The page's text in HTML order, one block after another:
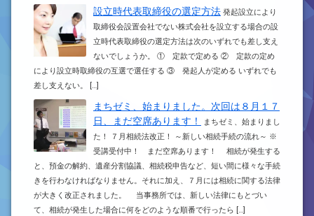
設立時代表取締役の選定方法 発起設立により
取締役会設置会社でない株式会社を設立する場合の設
立時代表取締役の選定方法は次のいずれでも差し支え
ないでしょうか。 ① 定款で定める ② 定款の定め
により設立時取締役の互選で選任する ③ 発起人が定める いずれでも
差し支えない。 […]
まちゼミ、始まりました。次回は８月１７
日、まだ空席あります！
まちゼミ、始まりまし
た！ ７月相続法改正！ ～新しい相続手続の流れ～ ※
受講受付中！ まだ空席あります！ 相続が発生する
と、預金の解約、遺産分割協議、相続税申告など、短い間に様々な手続
きを行わなければなりません。それに加え、７月には相続に関する法律
が大きく改正されました。 当事務所では、新しい法律にもとづい
て、相続が発生した場合に何をどのような順番で行ったら […]